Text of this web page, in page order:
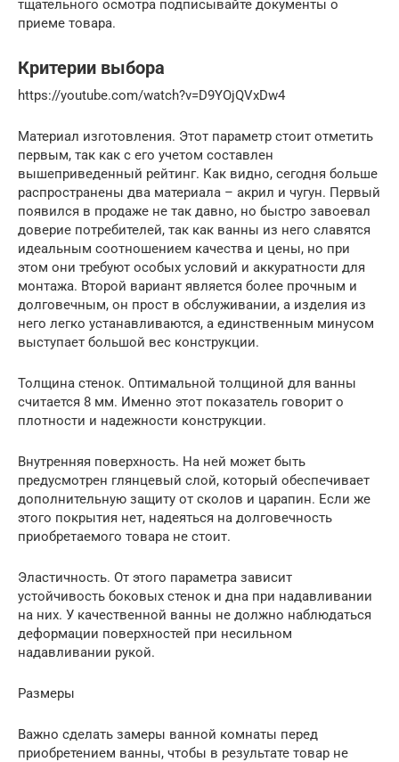
тщательного осмотра подписывайте документы о
приеме товара.
Критерии выбора
https://youtube.com/watch?v=D9YOjQVxDw4
Материал изготовления. Этот параметр стоит отметить
первым, так как с его учетом составлен
вышеприведенный рейтинг. Как видно, сегодня больше
распространены два материала – акрил и чугун. Первый
появился в продаже не так давно, но быстро завоевал
доверие потребителей, так как ванны из него славятся
идеальным соотношением качества и цены, но при
этом они требуют особых условий и аккуратности для
монтажа. Второй вариант является более прочным и
долговечным, он прост в обслуживании, а изделия из
него легко устанавливаются, а единственным минусом
выступает большой вес конструкции.
Толщина стенок. Оптимальной толщиной для ванны
считается 8 мм. Именно этот показатель говорит о
плотности и надежности конструкции.
Внутренняя поверхность. На ней может быть
предусмотрен глянцевый слой, который обеспечивает
дополнительную защиту от сколов и царапин. Если же
этого покрытия нет, надеяться на долговечность
приобретаемого товара не стоит.
Эластичность. От этого параметра зависит
устойчивость боковых стенок и дна при надавливании
на них. У качественной ванны не должно наблюдаться
деформации поверхностей при несильном
надавливании рукой.
Размеры
Важно сделать замеры ванной комнаты перед
приобретением ванны, чтобы в результате товар не